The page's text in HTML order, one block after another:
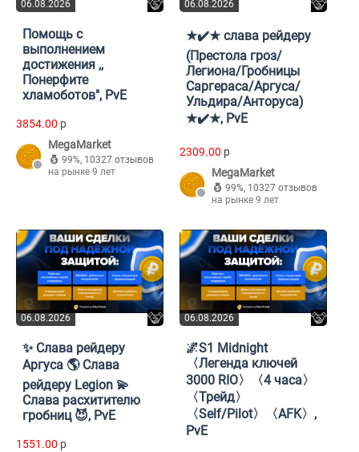
06.08.2026
Помощь с
выполнением
достижения ,,
Понерфите
хламоботов", PvE
3854.00 p
MegaMarket
99%, 10327 отзывов
на рынке 9 лет
06.08.2026
★✔️★ слава рейдеру
(Престола гроз/
Легиона/Гробницы
Саргераса/Аргуса/
Ульдира/Анторуса)
★✔️★, PvE
2309.00 p
MegaMarket
99%, 10327 отзывов
на рынке 9 лет
06.08.2026
✨ Слава рейдеру
Аргуса 🌎 Слава
рейдеру Legion 💫
Слава расхитителю
гробниц 😈, PvE
1551.00 p
06.08.2026
🌌S1 Midnight
〈Легенда ключей
3000 RIO〉〈4 часа〉
〈Трейд〉
〈Self/Pilot〉〈AFK〉,
PvE